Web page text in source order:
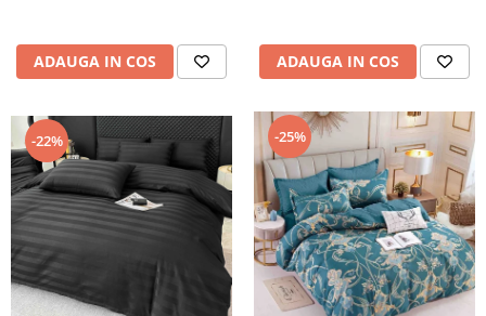
ADAUGA IN COS ADAUGA IN COS
-22% -25%